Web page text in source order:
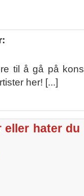
til å gå på
her! [...]
eller hater